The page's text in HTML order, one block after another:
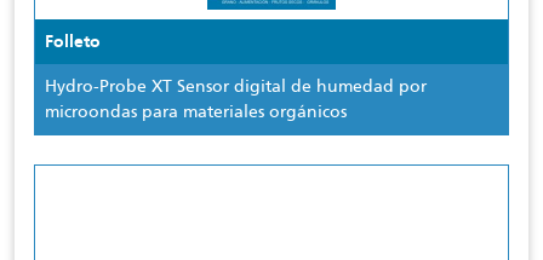
Folleto
Hydro-Probe XT Sensor digital de humedad por
microondas para materiales orgánicos